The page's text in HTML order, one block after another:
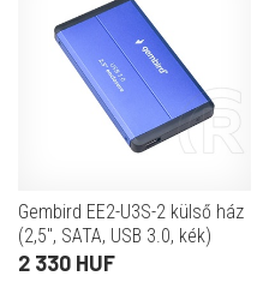
Gembird EE2-U3S-2 külső ház
(2,5", SATA, USB 3.0, kék)
2 330 HUF